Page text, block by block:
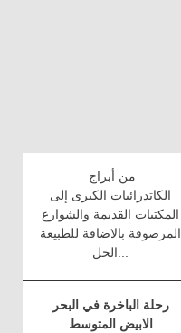
الكاتدرائيات الكبرى إلى
المكتبات القديمة والشوارع
المرصوفة بالاضافة للطبيعة
رحلة الباخرة في البحر
الابيض المتوسط